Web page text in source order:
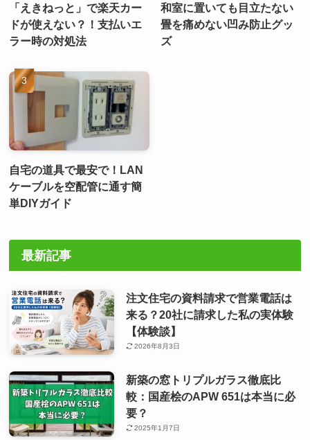
「えきねっと」で楽天カー
ドが使えない？！支払いエ
ラー時の対処法
和室に置いても目立たない
畳を痛めない凹み防止グッ
ズ
自宅の道具で最安で！LAN
ケーブルを空配管に通す簡
単DIYガイド
最新記事
注文住宅の資料請求で営業電話は
来る？20社に請求した私の実体験
【体験談】
2026年8月3日
新築の窓トリプルガラス徹底比
較：国産桧のAPW 651は本当に必
要？
2025年1月7日